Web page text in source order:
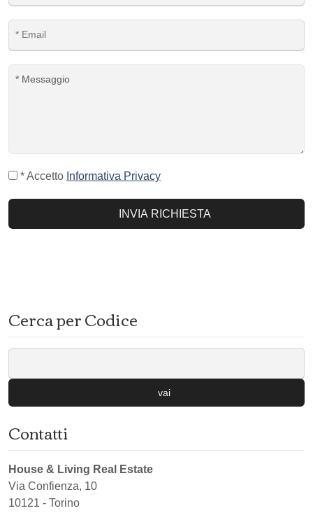
* Accetto Informativa Privacy
INVIA RICHIESTA
Cerca per Codice
vai
Contatti
House & Living Real Estate
Via Confienza, 10
10121 - Torino